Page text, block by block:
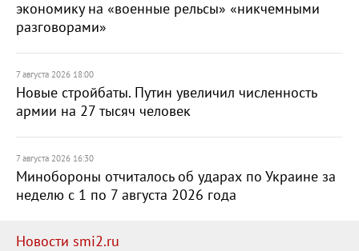
экономику на «военные рельсы» «никчемными
разговорами»
7 августа 2026 18:00
Новые стройбаты. Путин увеличил численность
армии на 27 тысяч человек
7 августа 2026 16:30
Минобороны отчиталось об ударах по Украине за
неделю с 1 по 7 августа 2026 года
Новости smi2.ru